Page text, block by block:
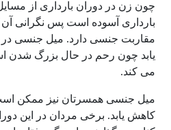
چون زن در دوران بارداری از
بارداری آسوده است پس نگرانی
مقاربت جنسی دارد. میل جنسی
یابد چون رحم در حال بزرگ شدن
می کند.
میل جنسی همسرتان نیز ممکن است
کاهش یابد. برخی مردان در این